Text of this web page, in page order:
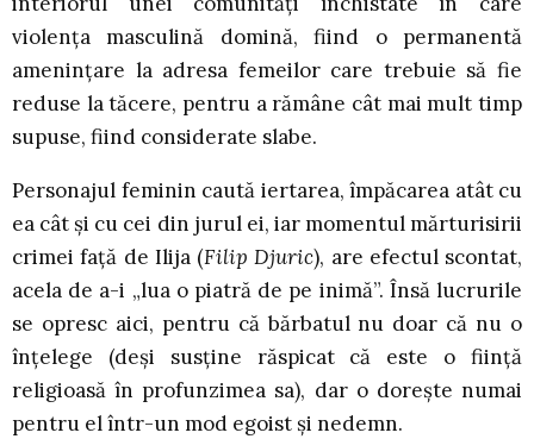
violența masculină domină, fiind o permanentă
amenințare la adresa femeilor care trebuie să fie
reduse la tăcere, pentru a rămâne cât mai mult timp
supuse, fiind considerate slabe.
Personajul feminin caută iertarea, împăcarea atât cu
ea cât și cu cei din jurul ei, iar momentul mărturisirii
crimei față de Ilija (Filip Djuric), are efectul scontat,
acela de a-i „lua o piatră de pe inimă”. Însă lucrurile
se opresc aici, pentru că bărbatul nu doar că nu o
înțelege (deși susține răspicat că este o ființă
religioasă în profunzimea sa), dar o dorește numai
pentru el într-un mod egoist și nedemn.